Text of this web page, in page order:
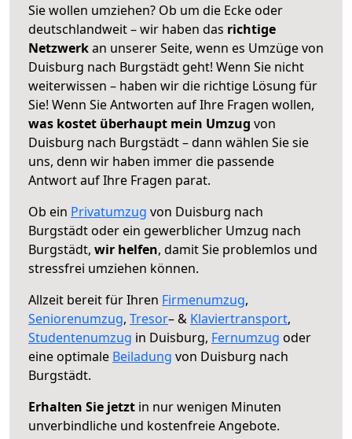
Sie wollen umziehen? Ob um die Ecke oder
deutschlandweit – wir haben das richtige
Netzwerkan unserer Seite, wenn es Umzüge von
Duisburg nach Burgstädt geht! Wenn Sie nicht
weiterwissen – haben wir die richtige Lösung für
Sie! Wenn Sie Antworten auf Ihre Fragen wollen,
was kostet überhaupt mein Umzug von
Duisburg nach Burgstädt – dann wählen Sie sie
uns, denn wir haben immer die passende
Antwort auf Ihre Fragen parat.
Ob ein Privatumzug von Duisburg nach
Burgstädt oder ein gewerblicher Umzug nach
Burgstädt, wir helfen, damit Sie problemlos und
stressfrei umziehen können.
Allzeit bereit für Ihren Firmenumzug,
Seniorenumzug, Tresor– & Klaviertransport,
Studentenumzug in Duisburg, Fernumzug oder
eine optimale Beiladung von Duisburg nach
Burgstädt.
Erhalten Sie jetzt in nur wenigen Minuten
unverbindliche und kostenfreie Angebote.